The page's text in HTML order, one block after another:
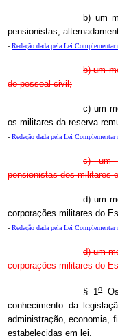
b) um
pensionistas,
- Redação dada pela Lei Complementar
b) um
do pessoal civil;
c) um
os militares da reserva
- Redação dada pela Lei Complementar
c) um
pensionistas dos militares
d) um
corporações militares do
- Redação dada pela Lei Complementar
d) um
corporações militares do
§ 1oOs
conhecimento da
administração, economia,
estabelecidas em lei.